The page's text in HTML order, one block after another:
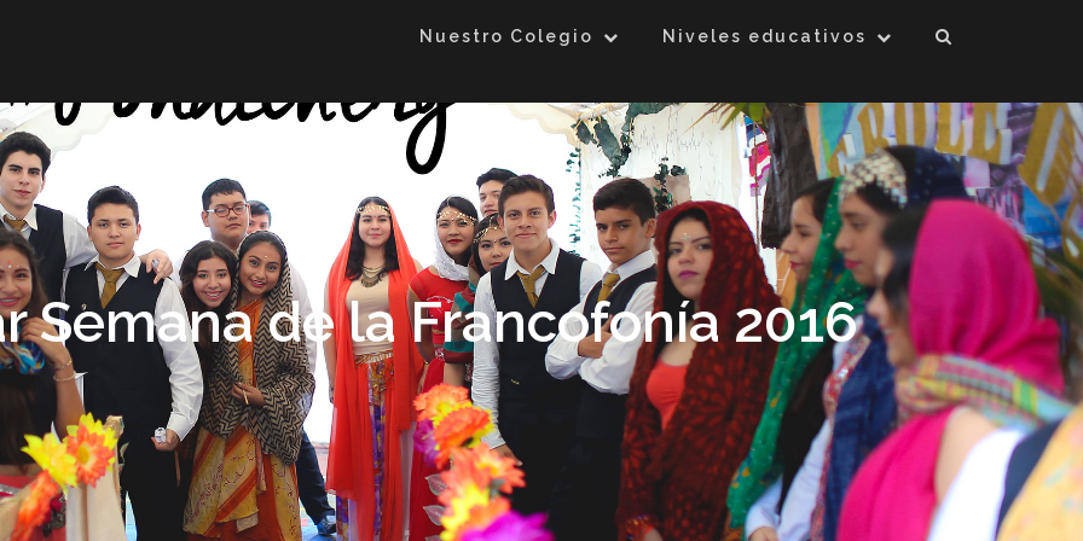
Nuestro Colegio Niveles educativos
Semana de la Francofonía 2016